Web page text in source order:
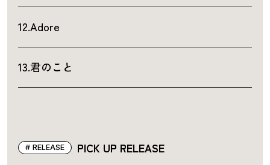
12.Adore
13.君のこと
PICK UP RELEASE
RELEASE